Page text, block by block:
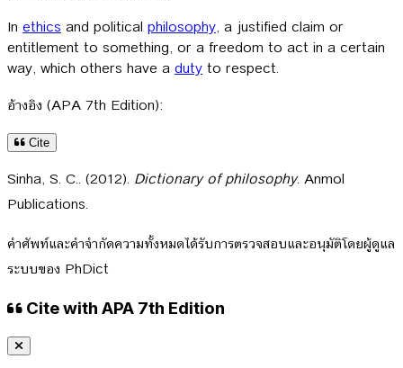
In ethics and political philosophy, a justified claim or
entitlement to something, or a freedom to act in a certain
way, which others have a duty to respect.
อ้างอิง (APA 7th Edition):
Cite
Sinha, S. C.. (2012). Dictionary of philosophy. Anmol
Publications.
คำศัพท์และคำจำกัดความทั้งหมดได้รับการตรวจสอบและอนุมัติโดยผู้ดูแล
ระบบของ PhDict
Cite with APA 7th Edition